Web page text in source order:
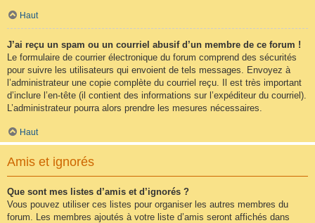
Haut
J’ai reçu un spam ou un courriel abusif d’un membre de ce forum !
Le formulaire de courrier électronique du forum comprend des sécurités
pour suivre les utilisateurs qui envoient de tels messages. Envoyez à
l’administrateur une copie complète du courriel reçu. Il est très important
d’inclure l’en-tête (il contient des informations sur l’expéditeur du courriel).
L’administrateur pourra alors prendre les mesures nécessaires.
Haut
Amis et ignorés
Que sont mes listes d’amis et d’ignorés ?
Vous pouvez utiliser ces listes pour organiser les autres membres du
forum. Les membres ajoutés à votre liste d’amis seront affichés dans